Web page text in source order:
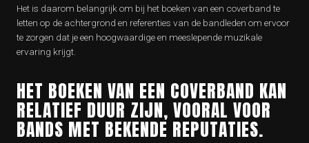
Het is daarom belangrijk om bij het boeken van een coverband te
letten op de achtergrond en referenties van de bandleden om ervoor
te zorgen dat je een hoogwaardige en meeslepende muzikale
ervaring krijgt.
HET BOEKEN VAN EEN COVERBAND KAN
RELATIEF DUUR ZIJN, VOORAL VOOR
BANDS MET BEKENDE REPUTATIES.